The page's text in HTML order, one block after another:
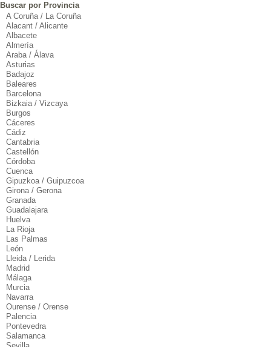
Buscar por Provincia
A Coruña / La Coruña
Alacant / Alicante
Albacete
Almería
Araba / Álava
Asturias
Badajoz
Baleares
Barcelona
Bizkaia / Vizcaya
Burgos
Cáceres
Cádiz
Cantabria
Castellón
Córdoba
Cuenca
Gipuzkoa / Guipuzcoa
Girona / Gerona
Granada
Guadalajara
Huelva
La Rioja
Las Palmas
León
Lleida / Lerida
Madrid
Málaga
Murcia
Navarra
Ourense / Orense
Palencia
Pontevedra
Salamanca